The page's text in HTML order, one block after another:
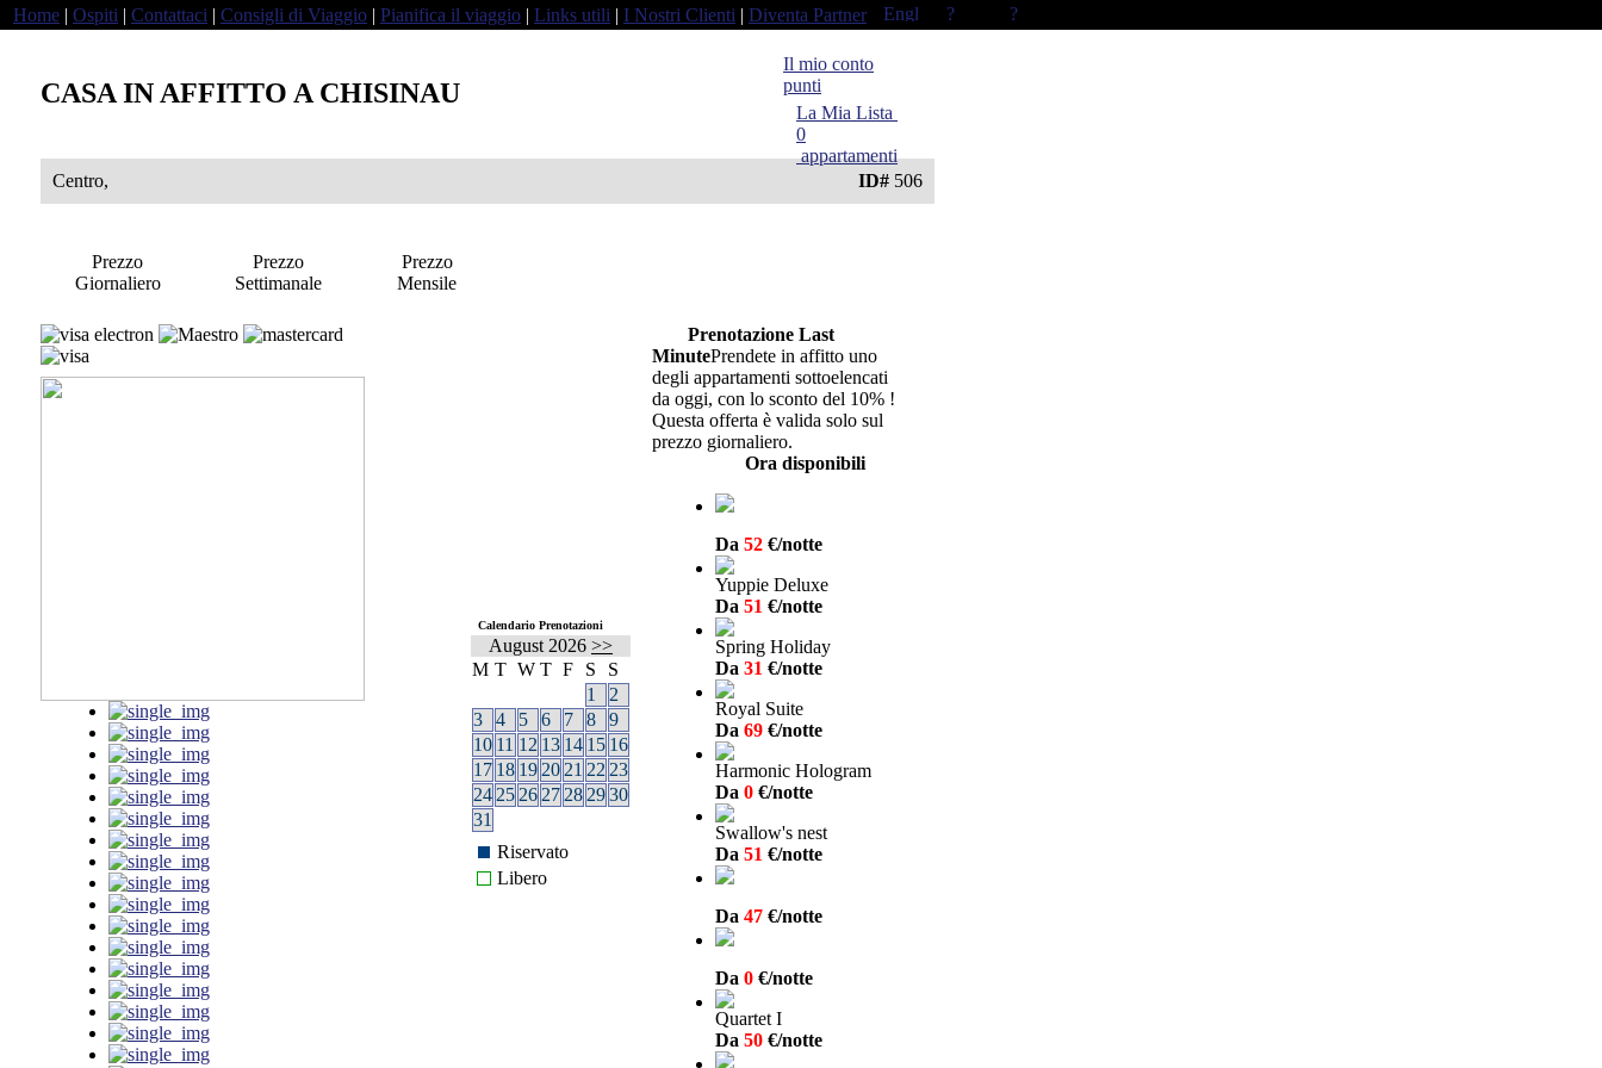
Home | Ospiti | Contattaci | Consigli di Viaggio | Pianifica il viaggio | Links utili | I Nostri Clienti | Diventa Partner
CASA IN AFFITTO A CHISINAU
Il mio conto
punti
La Mia Lista
0
appartamenti
ID# 506
Centro,
Prezzo
Giornaliero
Prezzo
Settimanale
Prezzo
Mensile
Calendario Prenotazioni
August 2026 >>
M T W T F S
S
1
2
3
4 5 6 7 8
9
10 11 12 13 14 15 16
17 18 19 20 21 22 23
24 25 26 27 28 2930
31
Riservato
Libero
Prenotazione Last
MinutePrendete in affitto uno
degli appartamenti sottoelencati
da oggi, con lo sconto del 10% !
Questa offerta è valida solo sul
prezzo giornaliero.
Ora disponibili
Da 52 €/notte
Yuppie Deluxe
Da 51 €/notte
Spring Holiday
Da 31 €/notte
Royal Suite
Da 69 €/notte
Harmonic Hologram
Da 0 €/notte
Swallow's nest
Da 51 €/notte
Da 47 €/notte
Da 0 €/notte
Quartet I
Da 50 €/notte